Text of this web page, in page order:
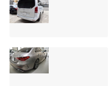
【施工事例】クラ
ウンクロスオーバ
ーの黒を輝かせ
と車内イルミネー
ション設置
2026.08.08
サンルーフ付きベ
ンツVクラス
（V220d）にフリ